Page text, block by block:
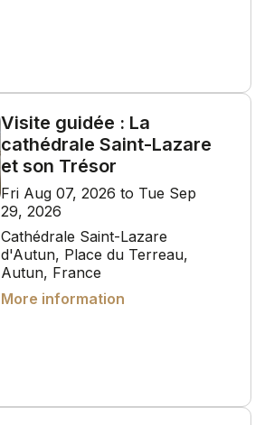
Visite guidée : La
cathédrale Saint-Lazare
et son Trésor
Fri Aug 07, 2026 to Tue Sep
29, 2026
Cathédrale Saint-Lazare
d'Autun, Place du Terreau,
Autun, France
More information